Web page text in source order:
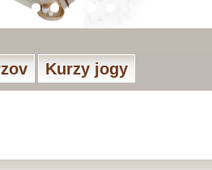
Kurzy jogy